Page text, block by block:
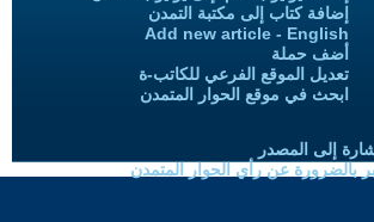
إضافة كتاب إلى مكتبة التمدن
Add new article - English
أضف حملة
تعديل الموقع الفرعي للكاتب-ة
ابحث في موقع الحوار المتمدن
إلى المصدر
بالضرورة عن رأي الحوار المتمدن